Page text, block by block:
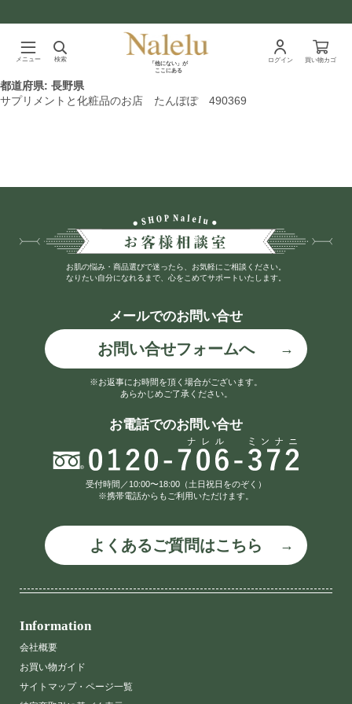
メニュー 検索
「他にない」が
ここにある
ログイン 買い物カゴ
都道府県: 長野県
サプリメントと化粧品のお店 たんぽぽ 490369
お肌の悩み・商品選びで迷ったら、お気軽にご相談ください。
なりたい自分になれるまで、心をこめてサポートいたします。
メールでのお問い合せ
お問い合せフォームへ
※お返事にお時間を頂く場合がございます。
あらかじめご了承ください。
お電話でのお問い合せ
受付時間／10:00〜18:00（土日祝日をのぞく）
※携帯電話からもご利用いただけます。
よくあるご質問はこちら
Information
会社概要
お買い物ガイド
サイトマップ・ページ一覧